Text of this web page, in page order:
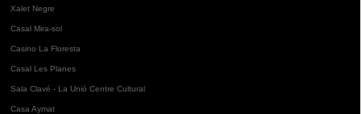
Xalet Negre
Casal Mira-sol
Casino La Floresta
Casal Les Planes
Sala Clavé - La Unió Centre Cultural
Casa Aymat